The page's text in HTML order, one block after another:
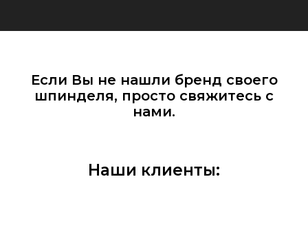
Если Вы не нашли бренд своего
шпинделя, просто свяжитесь с
нами.
Наши клиенты: